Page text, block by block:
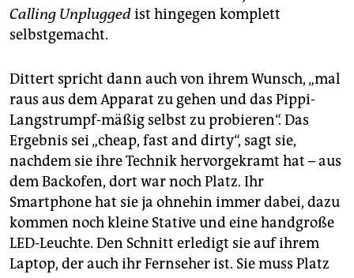
Calling Unpluggedist hingegen komplett
selbstgemacht.
Dittert spricht dann auch von ihrem Wunsch, „mal
raus aus dem Apparat zu gehen und das Pippi-
Langstrumpf-mäßig selbst zu probieren“. Das
Ergebnis sei „cheap, fast and dirty“, sagt sie,
nachdem sie ihre Technik hervorgekramt hat – aus
dem Backofen, dort war noch Platz. Ihr
Smartphone hat sie ja ohnehin immer dabei, dazu
kommen noch kleine Stative und eine handgroße
LED-Leuchte. Den Schnitt erledigt sie auf ihrem
Laptop, der auch ihr Fernseher ist. Sie muss Platz